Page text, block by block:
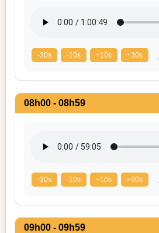
-30s -10s +10s +30s
08h00 - 08h59
-30s -10s +10s +30s
09h00 - 09h59